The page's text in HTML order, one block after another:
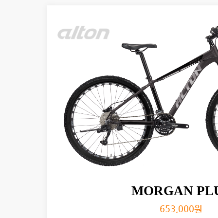
MORGAN
653,000원